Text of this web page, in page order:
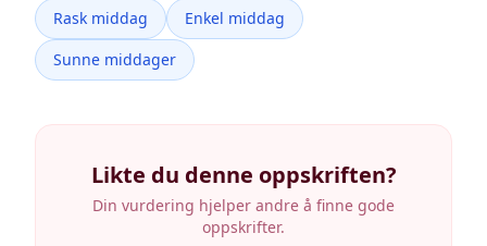
Rask middag
Enkel middag
Sunne middager
Likte du denne oppskriften?
Din vurdering hjelper andre å finne gode
oppskrifter.